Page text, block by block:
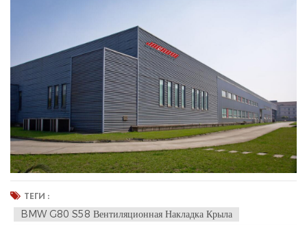
ТЕГИ :
BMW G80 S58 Вентиляционная Накладка Крыла